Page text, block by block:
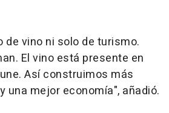
de vino ni solo de turismo.
El vino está presente en
Así construimos más
una mejor economía", añadió.